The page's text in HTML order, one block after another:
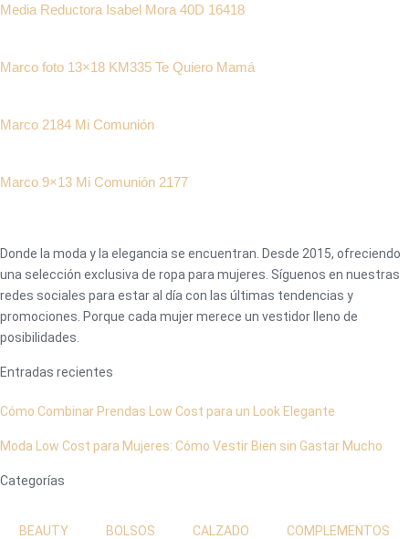
Media Reductora Isabel Mora 40D 16418
Marco foto 13×18 KM335 Te Quiero Mamá
Marco 2184 Mi Comunión
Marco 9×13 Mi Comunión 2177
Donde la moda y la elegancia se encuentran. Desde 2015, ofreciendo
una selección exclusiva de ropa para mujeres. Síguenos en nuestras
redes sociales para estar al día con las últimas tendencias y
promociones. Porque cada mujer merece un vestidor lleno de
posibilidades.
Entradas recientes
Cómo Combinar Prendas Low Cost para un Look Elegante
Moda Low Cost para Mujeres: Cómo Vestir Bien sin Gastar Mucho
Categorías
BEAUTY BOLSOS CALZADO COMPLEMENTOS